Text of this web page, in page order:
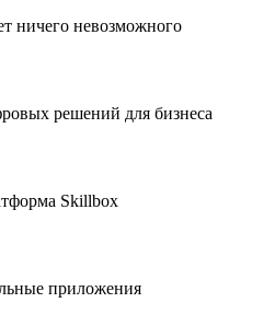
ничего невозможного
решений для бизнеса
Skillbox
приложения